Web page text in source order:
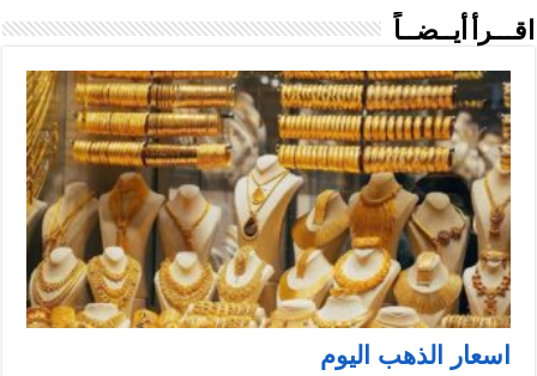
اقـــرأ أيــضــاً
اسعار الذهب اليوم